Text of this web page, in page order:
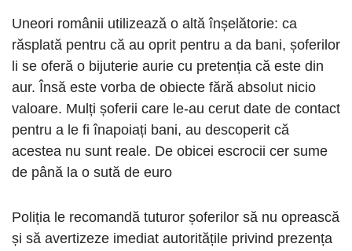
Uneori românii utilizează o altă înșelătorie: ca
răsplată pentru că au oprit pentru a da bani, șoferilor
li se oferă o bijuterie aurie cu pretenția că este din
aur. Însă este vorba de obiecte fără absolut nicio
valoare. Mulți șoferii care le-au cerut date de contact
pentru a le fi înapoiați bani, au descoperit că
acestea nu sunt reale. De obicei escrocii cer sume
de până la o sută de euro
Poliția le recomandă tuturor șoferilor să nu oprească
și să avertizeze imediat autoritățile privind prezența